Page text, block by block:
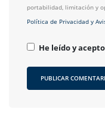
portabilidad, limitación y
Política de Privacidad y
He leído y